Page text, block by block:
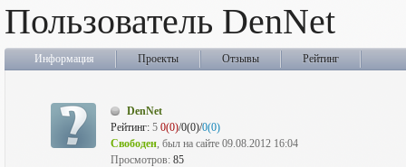
Пользователь DenNet
Информация Проекты Отзывы Рейтинг
DenNet
Рейтинг: 5 0(0)/0(0)/0(0)
Свободен, был на сайте 09.08.2012 16:04
Просмотров: 85